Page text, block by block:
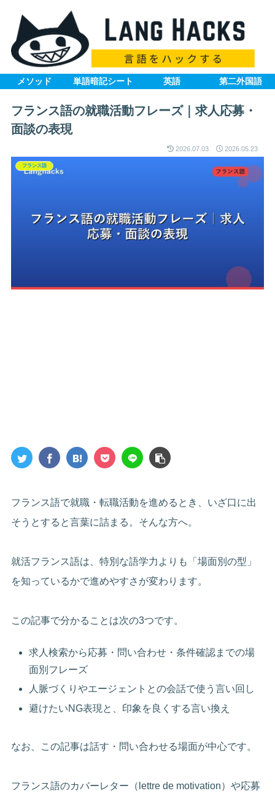
メソッド 単語暗記シート 英語 第二外国語
フランス語の就職活動フレーズ｜求人応募・
面談の表現
2026.07.03 2026.05.23
フランス語
フランス語で就職・転職活動を進めるとき、いざ口に出
そうとすると言葉に詰まる。そんな方へ。
就活フランス語は、特別な語学力よりも「場面別の型」
を知っているかで進めやすさが変わります。
この記事で分かることは次の3つです。
求人検索から応募・問い合わせ・条件確認までの場
面別フレーズ
人脈づくりやエージェントとの会話で使う言い回し
避けたいNG表現と、印象を良くする言い換え
なお、この記事は話す・問い合わせる場面が中心です。
フランス語のカバーレター（lettre de motivation）や応募